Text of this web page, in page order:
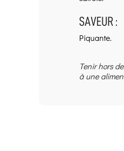
SAVEUR :
Piquante.
Tenir hors
à une